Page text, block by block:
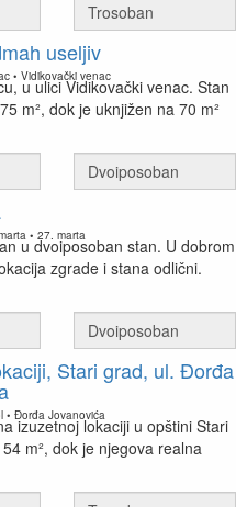
useljiv
• Vidikovački venac
u ulici Vidikovački venac. Stan
m², dok je uknjižen na 70 m²
• 27. marta
u dvoiposoban stan. U dobrom
zgrade i stana odlični.
Stari grad, ul. Đorđa
• Đorđa Jovanovića
izuzetnoj lokaciji u opštini Stari
m², dok je njegova realna